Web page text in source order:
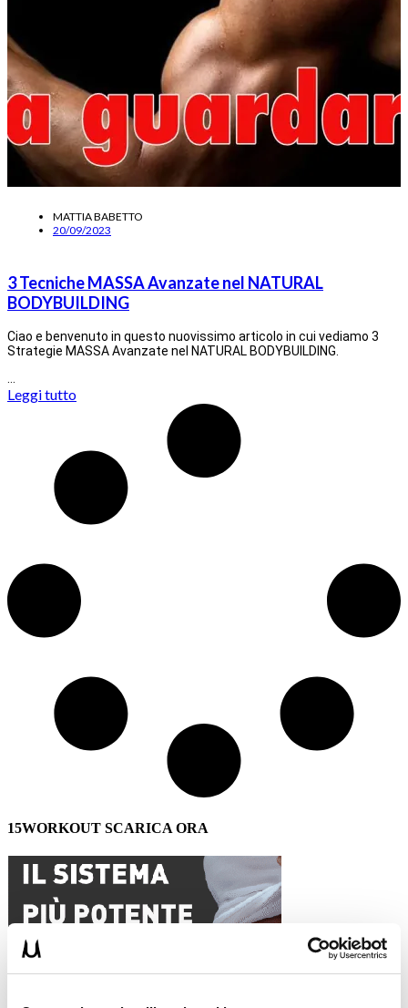
MATTIA BABETTO
20/09/2023
3 Tecniche MASSA Avanzate nel NATURAL
BODYBUILDING
Ciao e benvenuto in questo nuovissimo articolo in cui vediamo 3
Strategie MASSA Avanzate nel NATURAL BODYBUILDING.
Leggi tutto
15WORKOUT SCARICA ORA